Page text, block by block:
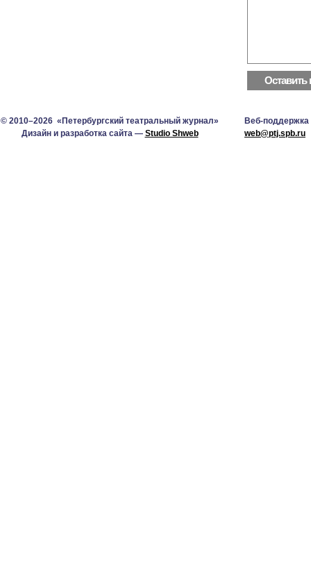
© 2010–2026 «Петербургский театральный журнал»
Дизайн и разработка сайта — Studio Shweb
Веб-поддержка
web@ptj.spb.ru